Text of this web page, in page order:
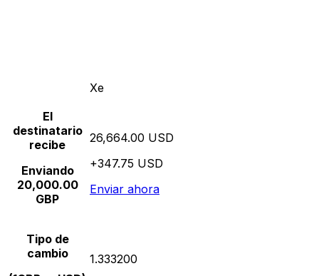
Xe
El
destinatario
recibe
Enviando
20,000.00
GBP
26,664.00 USD
+347.75 USD
Enviar ahora
Tipo de
cambio
1.333200